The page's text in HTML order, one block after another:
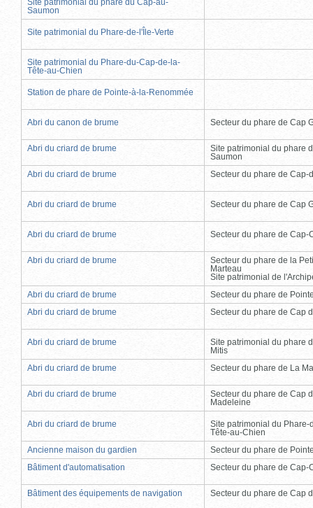
Saumon
Site patrimonial du Phare-de-l'Île-Verte
Site patrimonial du Phare-du-Cap-de-la-
Tête-au-Chien
Station de phare de Pointe-à-la-Renommée
Abri du canon de brume Secteur du phare de Cap
Abri du criard de brume
Site patrimonial du phare
Saumon
Abri du criard de brume
Secteur du phare de Cap-
Abri du criard de brume Secteur du phare de Cap
Abri du criard de brume Secteur du phare de Cap-
Abri du criard de brume
Secteur du phare de la
Marteau
Site patrimonial de
Abri du criard de brume
Secteur du phare de
Abri du criard de brume
Secteur du phare de Cap
Abri du criard de brume
Site patrimonial du phare
Mitis
Abri du criard de brume
Secteur du phare de La
Abri du criard de brume
Secteur du phare de Cap
Madeleine
Abri du criard de brume
Site patrimonial du Phare-
Tête-au-Chien
Ancienne maison du gardien
Secteur du phare de
Bâtiment d'automatisation
Secteur du phare de Cap-
Bâtiment des équipements de navigation Secteur du phare de Cap